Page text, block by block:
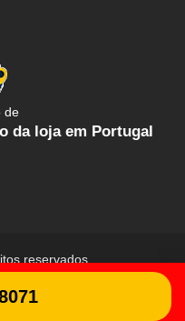
de
da loja em Portugal
reservados.